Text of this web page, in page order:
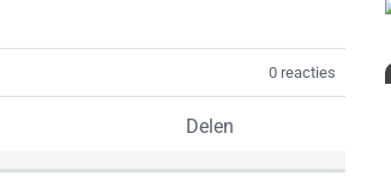
0 reacties
Delen